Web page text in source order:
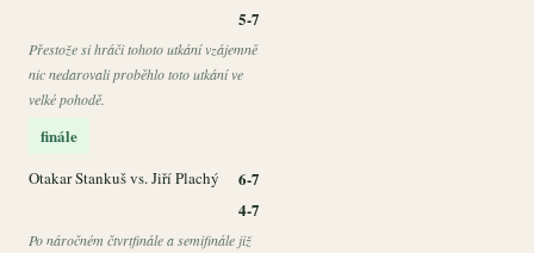
5-7
Přestože si hráči tohoto utkání vzájemně
nic nedarovali proběhlo toto utkání ve
velké pohodě.
finále
Otakar Stankuš vs. Jiří Plachý
6-7
4-7
Po náročném čtvrtfinále a semifinále již